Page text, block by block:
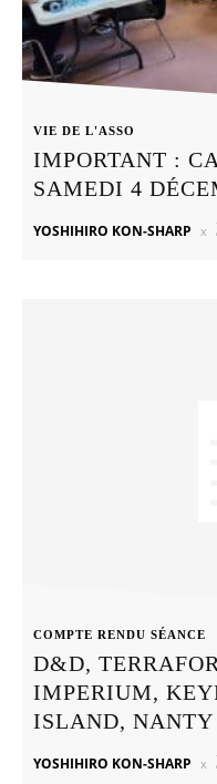
VIE DE L'ASSO
IMPORTANT :
SAMEDI 4
YOSHIHIRO KON-SHARP
COMPTE RENDU SÉANCE
D&D,
IMPERIUM,
ISLAND,
YOSHIHIRO KON-SHARP